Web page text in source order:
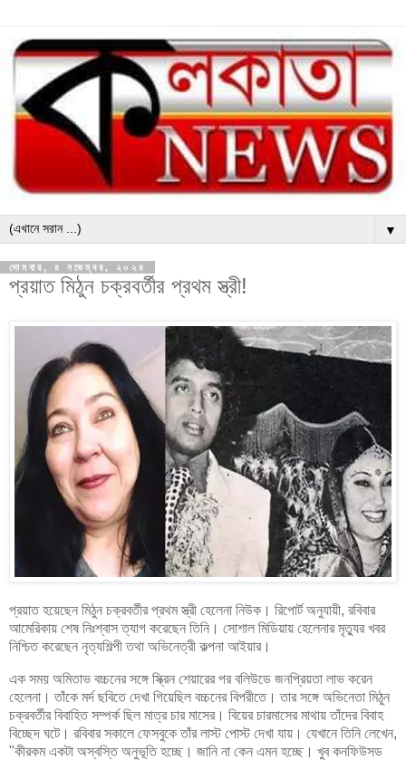
▼
সোমবার, ৪ নভেম্বর, ২০২৪
প্রয়াত মিঠুন চক্রবর্তীর প্রথম স্ত্রী!
প্রয়াত হয়েছেন মিঠুন চক্রবর্তীর প্রথম স্ত্রী হেলেনা নিউক। রিপোর্ট অনুযায়ী, রবিবার
আমেরিকায় শেষ নিঃশ্বাস ত্যাগ করেছেন তিনি। সোশাল মিডিয়ায় হেলেনার মৃত্যুর খবর
নিশ্চিত করেছেন নৃত্যশিল্পী তথা অভিনেত্রী কল্পনা আইয়ার।
এক সময় অমিতাভ বচ্চনের সঙ্গে স্ক্রিন শেয়ারের পর বলিউডে জনপ্রিয়তা লাভ করেন
হেলেনা। তাঁকে মর্দ ছবিতে দেখা গিয়েছিল বচ্চনের বিপরীতে। তার সঙ্গে অভিনেতা মিঠুন
চক্রবর্তীর বিবাহিত সম্পর্ক ছিল মাত্র চার মাসের। বিয়ের চারমাসের মাথায় তাঁদের বিবাহ
বিচ্ছেদ ঘটে। রবিবার সকালে ফেসবুকে তাঁর লাস্ট পোস্ট দেখা যায়। যেখানে তিনি লেখেন,
"কীরকম একটা অস্বস্তি অনুভূতি হচ্ছে। জানি না কেন এমন হচ্ছে। খুব কনফিউসড